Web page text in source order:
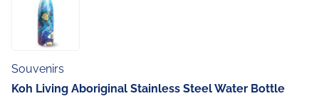
Souvenirs
Koh Living Aboriginal Stainless Steel Water Bottle